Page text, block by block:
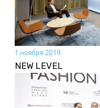
1 ноября 2019
NEW LEVEL